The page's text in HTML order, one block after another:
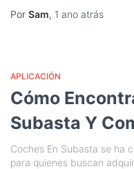
Por Sam, 1 ano atrás
APLICACIÓN
Cómo
Subasta Y
Coches En Subasta se ha
para quienes buscan